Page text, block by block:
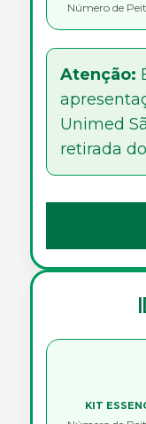
Número de
Atenção:
Unimed
retirada
KIT